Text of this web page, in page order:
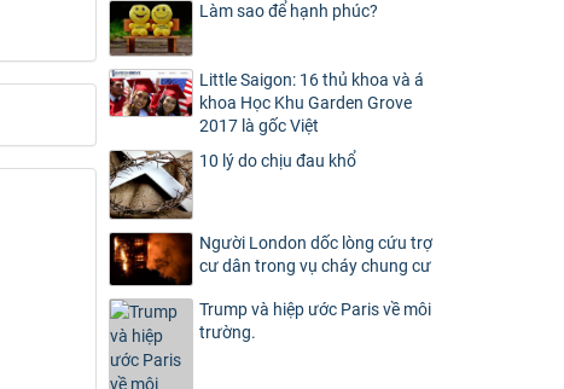
Làm sao để hạnh phúc?
Little Saigon: 16 thủ khoa và á
khoa Học Khu Garden Grove
2017 là gốc Việt
10 lý do chịu đau khổ
Người London dốc lòng cứu trợ
cư dân trong vụ cháy chung cư
Trump và hiệp ước Paris về môi
trường.